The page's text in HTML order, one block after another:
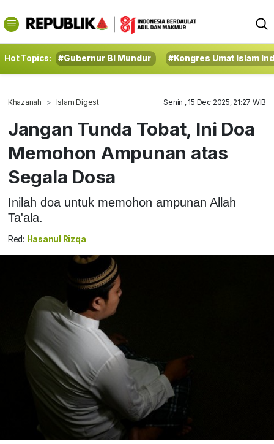
Hot Topics: #Gubernur BI Mundur #Kongres Umat Islam
Khazanah Islam Digest Senin , 15 Dec 2025, 21:27 WIB
Jangan Tunda Tobat, Ini Doa
Memohon Ampunan atas
Segala Dosa
Inilah doa untuk memohon ampunan Allah
Ta'ala.
Red: Hasanul Rizqa